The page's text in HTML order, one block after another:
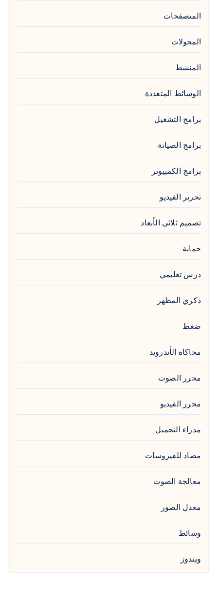
المتصفحات
المحولات
المنشط
الوسائط المتعددة
برامج التشغيل
برامج الصيانة
برامج الكمبيوتر
تحرير الفيديو
تصميم ثلاثي الأبعاد
حماية
درس تعليمي
ذكري المظهر
ضغط
محاكاة الأندرويد
محرر الصوت
محرر الفيديو
مدراء التحميل
مضاد للفيروسات
معالجة الصوت
معدل الصور
وسائط
ويندوز